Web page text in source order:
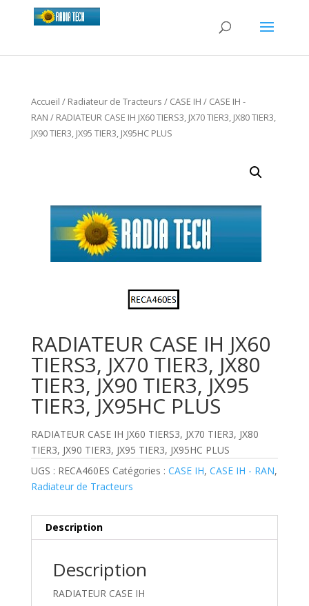
Accueil / Radiateur de Tracteurs / CASE IH / CASE IH -
RAN / RADIATEUR CASE IH JX60 TIERS3, JX70 TIER3, JX80 TIER3,
JX90 TIER3, JX95 TIER3, JX95HC PLUS
RADIATEUR CASE IH JX60
TIERS3, JX70 TIER3, JX80
TIER3, JX90 TIER3, JX95
TIER3, JX95HC PLUS
RADIATEUR CASE IH JX60 TIERS3, JX70 TIER3, JX80
TIER3, JX90 TIER3, JX95 TIER3, JX95HC PLUS
UGS : RECA460ES Catégories : CASE IH, CASE IH - RAN,
Radiateur de Tracteurs
Description
Description
RADIATEUR CASE IH